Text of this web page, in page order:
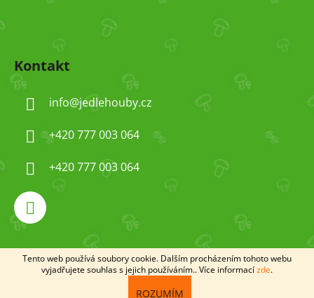
Tento web používá soubory cookie. Dalším procházením tohoto webu
vyjadřujete souhlas s jejich používáním.. Více informacízde.
ROZUMÍM
Kontakt
info@jedlehouby.cz
+420 777 003 064
+420 777 003 064
Vytvořil Shoptet
jedlehouby